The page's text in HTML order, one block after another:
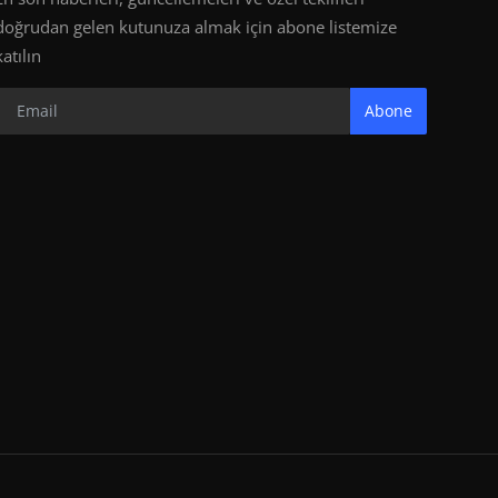
gelen kutunuza almak için abone listemize
Abone